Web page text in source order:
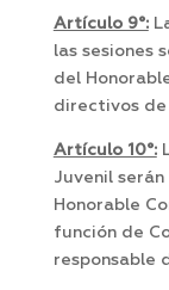
Artículo 9°:
las sesiones
del
directivos de
Artículo 10°:
Juvenil
Honorable
función de
responsable